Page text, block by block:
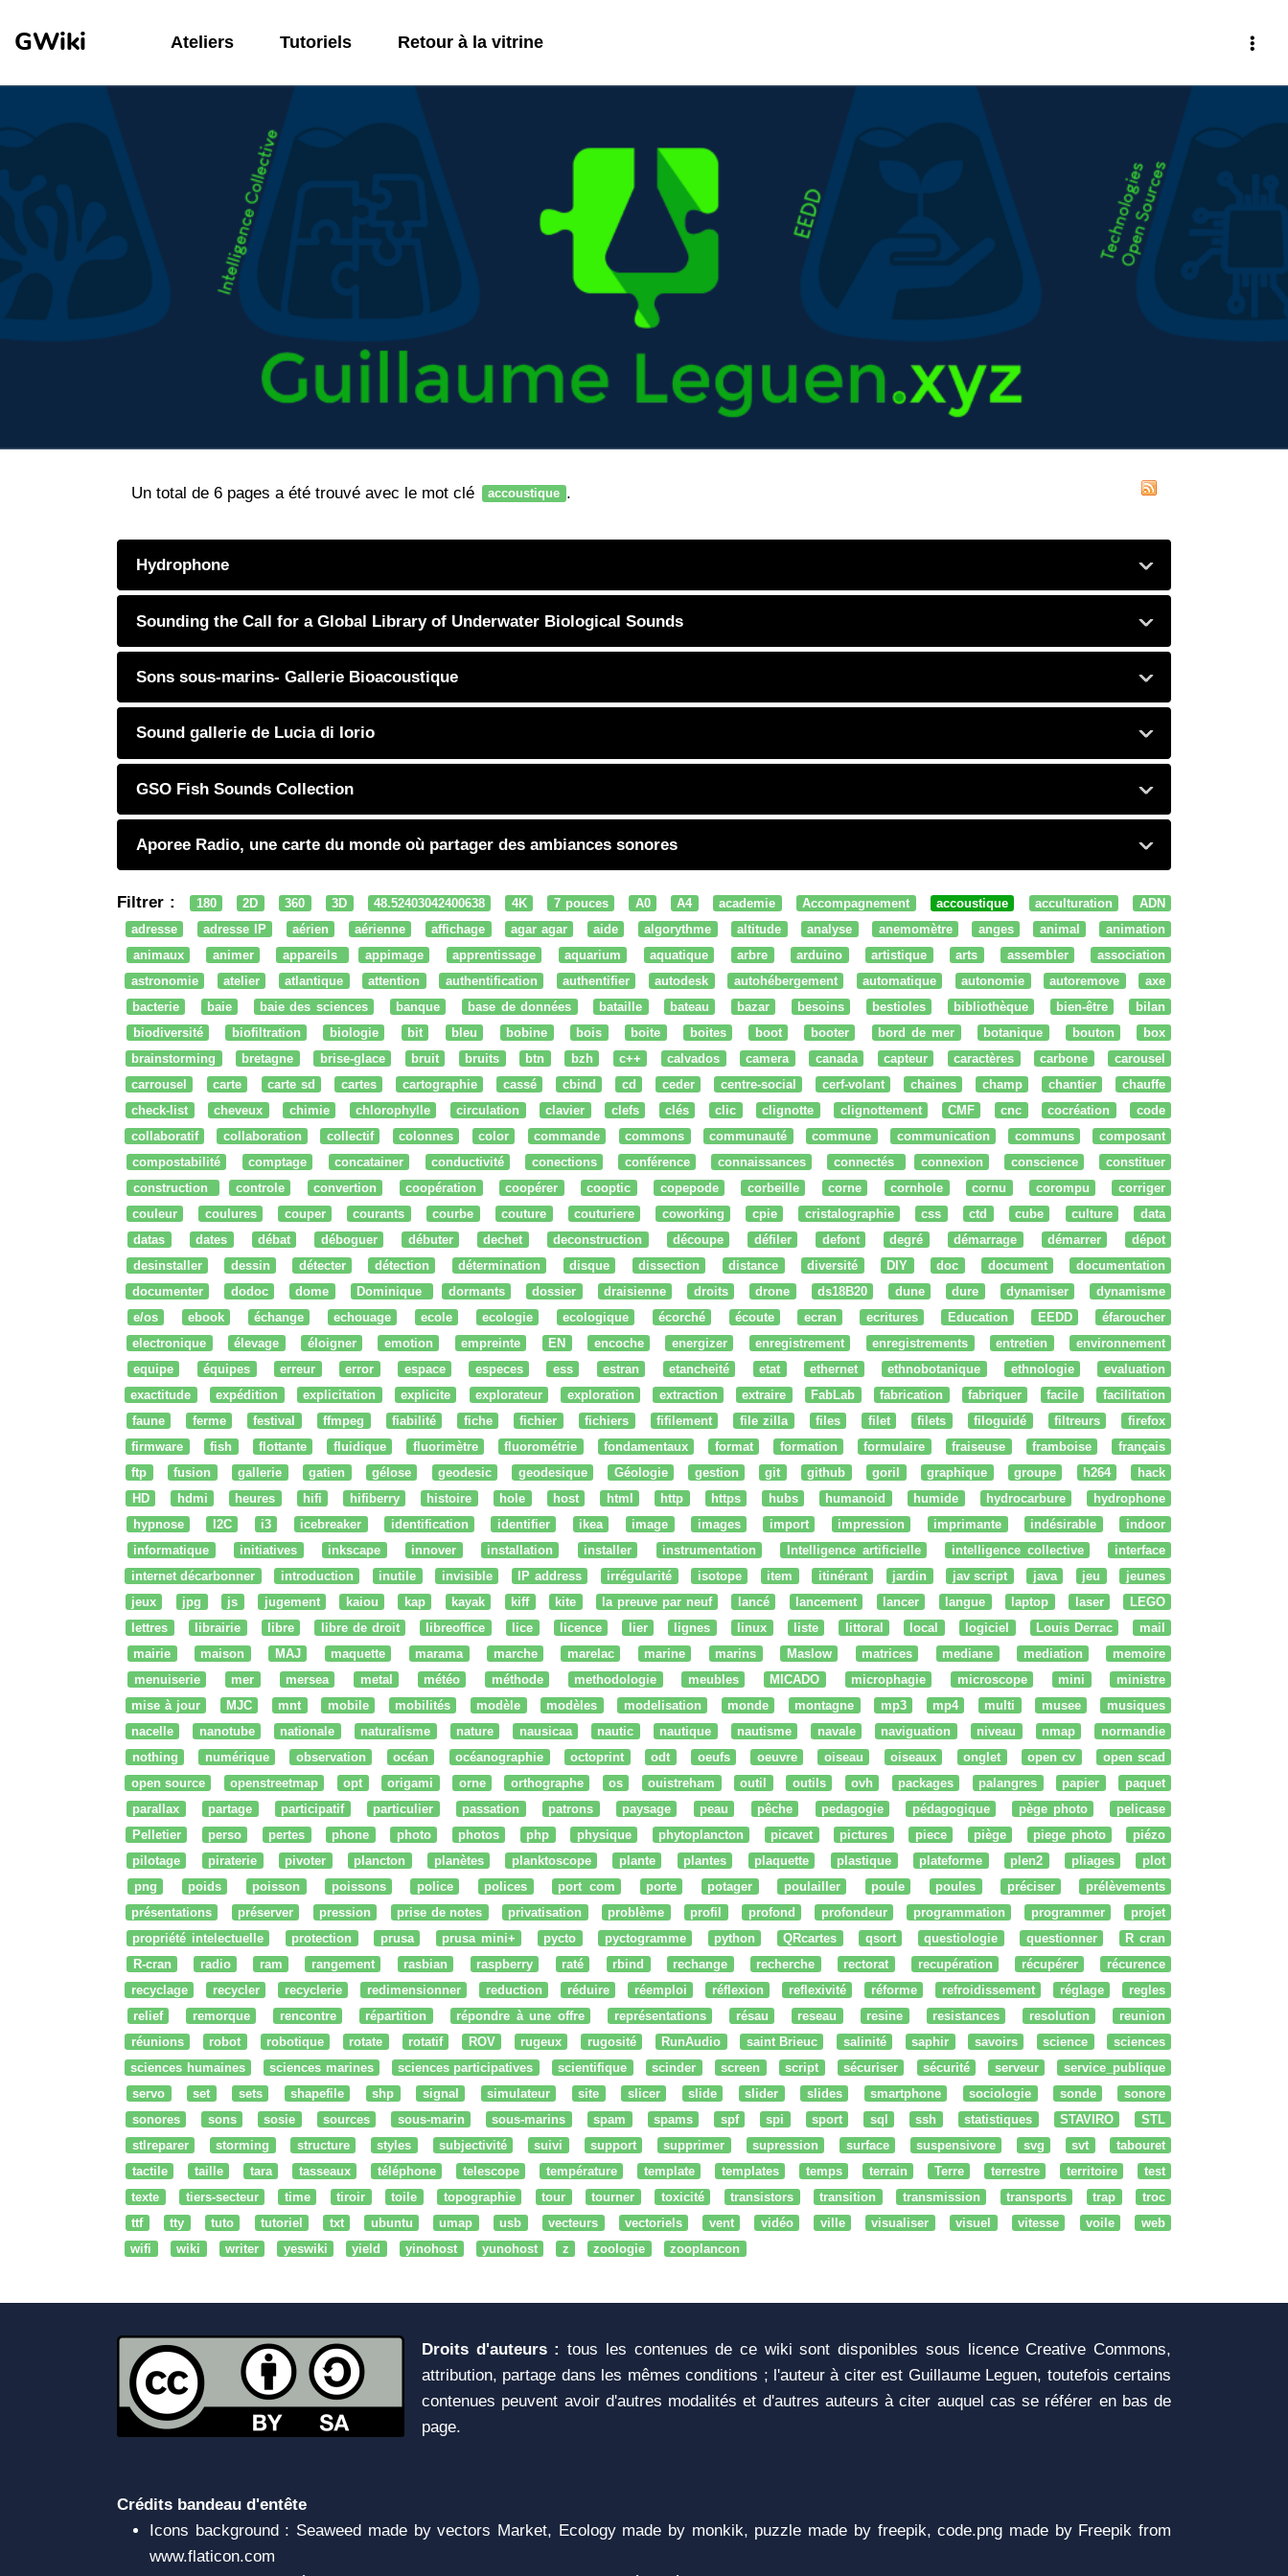
GWiki Ateliers Tutoriels Retour à la vitrine
Un total de 6 pages a été trouvé avec le mot clé accoustique .
Hydrophone
Sounding the Call for a Global Library of Underwater Biological Sounds
Sons sous-marins- Gallerie Bioacoustique
Sound gallerie de Lucia di Iorio
GSO Fish Sounds Collection
Aporee Radio, une carte du monde où partager des ambiances sonores
Filtrer : 180 2D 360 3D 48.52403042400638 4K 7 pouces A0 A4 academie Accompagnement accoustique acculturation
ADN
adresse
adresse IP aérien aérienne affichage agar agar aide algorythme altitude analyse anemomètre anges animal
animation
animaux
animer appareils appimage apprentissage aquarium aquatique arbre arduino artistique arts assembler
association
astronomie
atelier atlantique attention authentification authentifier autodesk autohébergement automatique autonomie autoremove
axe
bacterie
baie baie des sciences banque base de données bataille bateau bazar besoins bestioles bibliothèque bien-être
bilan
biodiversité
biofiltration biologie bit bleu bobine bois boite boites boot booter bord de mer botanique bouton
box
brainstorming
bretagne brise-glace bruit bruits btn bzh c++ calvados camera canada capteur caractères carbone
carousel
carrousel
carte carte sd cartes cartographie cassé cbind cd ceder centre-social cerf-volant chaines champ chantier
chauffe
check-list
cheveux chimie chlorophylle circulation clavier clefs clés clic clignotte clignottement CMF cnc cocréation
code
collaboratif
collaboration collectif colonnes color commande commons communauté commune communication communs
composant
compostabilité
comptage concatainer conductivité conections conférence connaissances connectés connexion conscience
constituer
construction
controle convertion coopération coopérer cooptic copepode corbeille corne cornhole cornu corompu
corriger
couleur
coulures couper courants courbe couture couturiere coworking cpie cristalographie css ctd cube culture
data
datas
dates débat déboguer débuter dechet deconstruction découpe défiler defont degré démarrage démarrer
dépot
desinstaller
dessin détecter détection détermination disque dissection distance diversité DIY doc document
documentation
documenter
dodoc dome Dominique dormants dossier draisienne droits drone ds18B20 dune dure dynamiser
dynamisme
e/os
ebook échange echouage ecole ecologie ecologique écorché écoute ecran ecritures Education EEDD
éfaroucher
electronique
élevage éloigner emotion empreinte EN encoche energizer enregistrement enregistrements entretien
environnement
equipe
équipes erreur error espace especes ess estran etancheité etat ethernet ethnobotanique ethnologie
evaluation
exactitude
expédition explicitation explicite explorateur exploration extraction extraire FabLab fabrication fabriquer facile
facilitation
faune
ferme festival ffmpeg fiabilité fiche fichier fichiers fifilement file zilla files filet filets filoguidé filtreurs
firefox
firmware
fish flottante fluidique fluorimètre fluorométrie fondamentaux format formation formulaire fraiseuse framboise
français
ftp
fusion gallerie gatien gélose geodesic geodesique Géologie gestion git github goril graphique groupe h264
hack
HD
hdmi heures hifi hifiberry histoire hole host html http https hubs humanoid humide hydrocarbure
hydrophone
hypnose
I2C i3 icebreaker identification identifier ikea image images import impression imprimante indésirable
indoor
informatique
initiatives inkscape innover installation installer instrumentation Intelligence artificielle intelligence collective
interface
internet décarbonner
introduction inutile invisible IP address irrégularité isotope item itinérant jardin jav script java jeu
jeunes
jeux
jpg js jugement kaiou kap kayak kiff kite la preuve par neuf lancé lancement lancer langue laptop laser
LEGO
lettres
librairie libre libre de droit libreoffice lice licence lier lignes linux liste littoral local logiciel Louis Derrac
mail
mairie
maison MAJ maquette marama marche marelac marine marins Maslow matrices mediane mediation
memoire
menuiserie
mer mersea metal météo méthode methodologie meubles MICADO microphagie microscope mini
ministre
mise à jour
MJC mnt mobile mobilités modèle modèles modelisation monde montagne mp3 mp4 multi musee
musiques
nacelle
nanotube nationale naturalisme nature nausicaa nautic nautique nautisme navale naviguation niveau nmap
normandie
nothing
numérique observation océan océanographie octoprint odt oeufs oeuvre oiseau oiseaux onglet open cv
open scad
open source
openstreetmap opt origami orne orthographe os ouistreham outil outils ovh packages palangres papier
paquet
parallax
partage participatif particulier passation patrons paysage peau pêche pedagogie pédagogique pège photo
pelicase
Pelletier
perso pertes phone photo photos php physique phytoplancton picavet pictures piece piège piege photo
piézo
pilotage
piraterie pivoter plancton planètes planktoscope plante plantes plaquette plastique plateforme plen2 pliages
plot
png
poids poisson poissons police polices port com porte potager poulailler poule poules préciser
prélèvements
présentations
préserver pression prise de notes privatisation problème profil profond profondeur programmation programmer
projet
propriété intelectuelle
protection prusa prusa mini+ pycto pyctogramme python QRcartes qsort questiologie questionner
R cran
R-cran
radio ram rangement rasbian raspberry raté rbind rechange recherche rectorat recupération récupérer
récurence
recyclage
recycler recyclerie redimensionner reduction réduire réemploi réflexion reflexivité réforme refroidissement réglage
regles
relief
remorque rencontre répartition répondre à une offre représentations résau reseau resine resistances resolution
reunion
réunions
robot robotique rotate rotatif ROV rugeux rugosité RunAudio saint Brieuc salinité saphir savoirs science
sciences
sciences humaines
sciences marines sciences participatives scientifique scinder screen script sécuriser sécurité serveur
service_publique
servo
set sets shapefile shp signal simulateur site slicer slide slider slides smartphone sociologie sonde
sonore
sonores
sons sosie sources sous-marin sous-marins spam spams spf spi sport sql ssh statistiques STAVIRO
STL
stlreparer
storming structure styles subjectivité suivi support supprimer supression surface suspensivore svg svt
tabouret
tactile
taille tara tasseaux téléphone telescope température template templates temps terrain Terre terrestre territoire
test
texte
tiers-secteur time tiroir toile topographie tour tourner toxicité transistors transition transmission transports trap
troc
ttf
tty tuto tutoriel txt ubuntu umap usb vecteurs vectoriels vent vidéo ville visualiser visuel vitesse voile
web
wifi
wiki writer yeswiki yield yinohost yunohost z zoologie zooplancon
Droits d'auteurs : tous les contenues de ce wiki sont disponibles sous licence Creative Commons,
attribution, partage dans les mêmes conditions ; l'auteur à citer est Guillaume Leguen, toutefois certains
contenues peuvent avoir d'autres modalités et d'autres auteurs à citer auquel cas se référer en bas de
page.
Crédits bandeau d'entête
Icons background : Seaweed made by vectors Market, Ecology made by monkik, puzzle made by freepik, code.png made by Freepik from
www.flaticon.com